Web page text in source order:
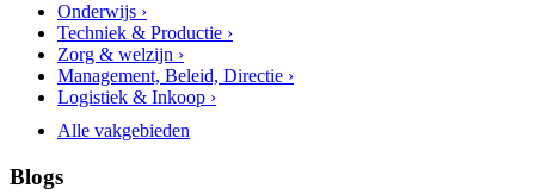
Onderwijs ›
Techniek & Productie ›
Zorg & welzijn ›
Management, Beleid, Directie ›
Logistiek & Inkoop ›
Alle vakgebieden
Blogs